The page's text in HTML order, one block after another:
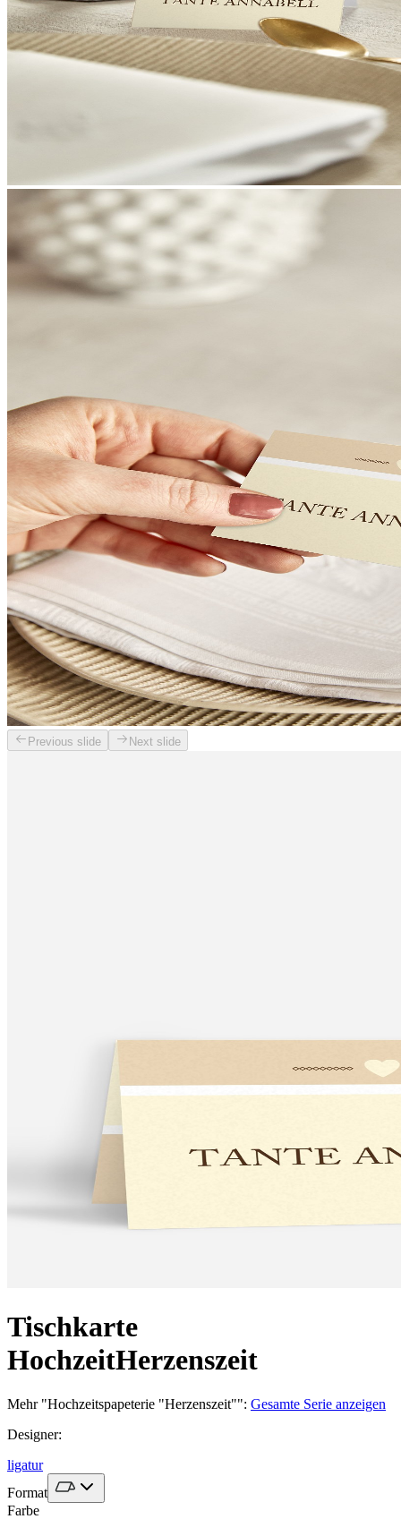
Previous slide Next slide
Tischkarte
HochzeitHerzenszeit
Mehr"Hochzeitspapeterie "Herzenszeit"": Gesamte Serie anzeigen
Designer:
ligatur
Format
Farbe